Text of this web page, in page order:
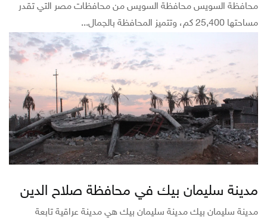
محافظة السويس محافظة السويس من محافظات مصر التي تقدر
مساحتها 25,400 كم، وتتميز المحافظة بالجمال...
مدينة سليمان بيك في محافظة صلاح الدين
مدينة سليمان بيك مدينة سليمان بيك هي مدينة عراقية تابعة